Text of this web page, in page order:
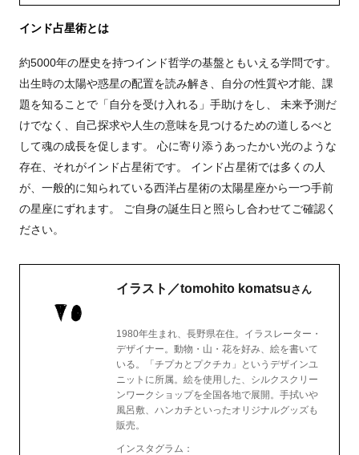
インド占星術とは
約5000年の歴史を持つインド哲学の基盤ともいえる学問です。
出生時の太陽や惑星の配置を読み解き、自分の性質や才能、課
題を知ることで「自分を受け入れる」手助けをし、 未来予測だ
けでなく、自己探求や人生の意味を見つけるための道しるべと
して魂の成長を促します。 心に寄り添うあったかい光のような
存在、それがインド占星術です。 インド占星術では多くの人
が、 一般的に知られている西洋占星術の太陽星座から一つ手前
の星座にずれます。
ご自身の誕生日と照らし合わせてご確認く
ださい。
イラスト／tomohito komatsuさん
1980年生まれ、長野県在住。イラスレーター・
デザイナー。動物・山・花を好み、絵を書いて
いる。「チプカとプクチカ」というデザインユ
ニットに所属。絵を使用した、シルクスクリー
ンワークショップを全国各地で展開。手拭いや
風呂敷、ハンカチといったオリジナルグッズも
販売。
インスタグラム：